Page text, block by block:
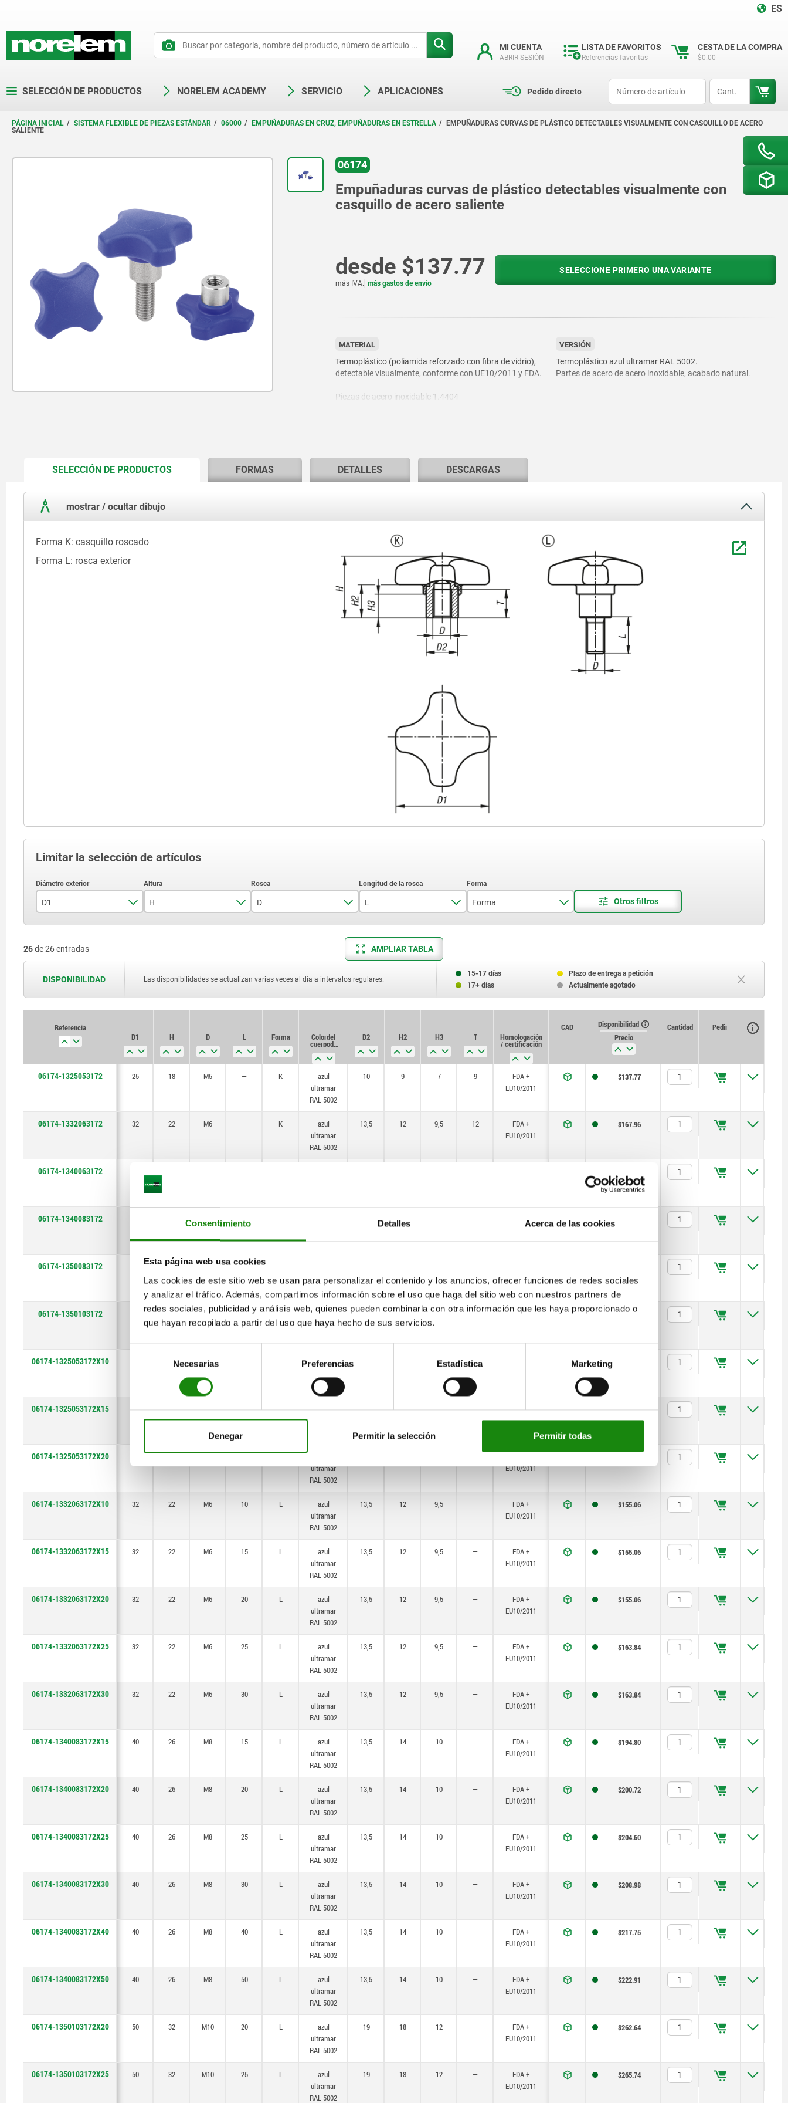
Consentimiento Detalles Acerca de las cookies
Esta página web usa cookies
Las cookies de este sitio web se usan para personalizar el contenido y los anuncios, ofrecer funciones de redes sociales
y analizar el tráfico. Además, compartimos información sobre el uso que haga del sitio web con nuestros partners de
redes sociales, publicidad y análisis web, quienes pueden combinarla con otra información que les haya proporcionado o
que hayan recopilado a partir del uso que haya hecho de sus servicios.
consentimiento
Necesarias Preferencias Estadística Marketing
Denegar Permitir la selección Permitir todas
ES
MI CUENTA
ABRIR SESIÓN
LISTA DE FAVORITOS
Referencias favoritas
CESTA DE LA COMPRA
$0.00
SELECCIÓN DE PRODUCTOS NORELEM ACADEMY SERVICIO APLICACIONES Pedido directo
PÁGINA INICIAL SISTEMA FLEXIBLE DE PIEZAS ESTÁNDAR 06000 EMPUÑADURAS EN CRUZ, EMPUÑADURAS EN ESTRELLA
EMPUÑADURAS CURVAS DE PLÁSTICO DETECTABLES VISUALMENTE CON CASQUILLO DE ACERO
SALIENTE
06174
Empuñaduras curvas de plástico detectables visualmente con
casquillo de acero saliente
desde $137.77
más IVA. más gastos de envío
SELECCIONE PRIMERO UNA VARIANTE
MATERIAL
Termoplástico (poliamida reforzado con fibra de vidrio),
detectable visualmente, conforme con UE10/2011 y FDA.
Piezas de acero inoxidable 1.4404
VERSIÓN
Termoplástico azul ultramar RAL 5002.
Partes de acero de acero inoxidable, acabado natural.
SELECCIÓN DE PRODUCTOSCURRENT
FORMAS DETALLES DESCARGAS
mostrar / ocultar dibujo
Forma K: casquillo roscado
Forma L: rosca exterior
Limitar la selección de artículos
D1
25
32
50
H
18
32
D
M5
M10
L
10
15
25
50
Forma
K
26de 26 entradas AMPLIAR TABLA
DISPONIBILIDAD Las disponibilidades se actualizan varias veces al día a intervalos regulares.
15-17 días
Plazo de entrega a petición
17+ días
Actualmente agotado
Referencia
D1
H D L Forma Color del
cuerpo de
base
D2 H2 H3 T Homologación
/ certificación
CAD
Disponibilidad
Precio
Cantidad Pedir
06174-1325053172 25 18 M5 — K
azul
ultramar
RAL 5002
10 9 7 9
FDA +
EU10/2011
$137.77
06174-1332063172 32 22 M6 — K
azul
ultramar
RAL 5002
13,5 12 9,5 12
FDA +
EU10/2011
$167.96
06174-1340063172
06174-1340083172 —
RAL 5002
14
FDA +
06174-1350083172 32 M8 —
ultramar
RAL 5002
EU10/2011
06174-1350103172 32 M10 — K
azul
ultramar
19 18 12 17
FDA +
$284.32
06174-1325053172X10 18 M5
azul
RAL 5002
7 —
06174-1325053172X15 25 18 M5 15 L
azul
10 9 7 —
FDA +
EU10/2011
$142.93
06174-1325053172X20 18 M5 20 L
ultramar
RAL 5002
EU10/2011
06174-1332063172X10 32 22 M6 10 L
azul
ultramar
RAL 5002
13,5 12 9,5 —
FDA +
EU10/2011
$155.06
06174-1332063172X15 32 22 M6 15 L
azul
ultramar
RAL 5002
13,5 12 9,5 —
FDA +
EU10/2011
$155.06
06174-1332063172X20 32 22 M6 20 L
azul
ultramar
RAL 5002
13,5 12 9,5 —
FDA +
EU10/2011
$155.06
06174-1332063172X25 32 22 M6 25 L
azul
ultramar
RAL 5002
13,5 12 9,5 —
FDA +
EU10/2011
$163.84
06174-1332063172X30 32 22 M6 30 L
azul
ultramar
RAL 5002
13,5 12 9,5 —
FDA +
EU10/2011
$163.84
06174-1340083172X15 40 26 M8 15 L
azul
ultramar
RAL 5002
13,5 14 10 —
FDA +
EU10/2011
$194.80
06174-1340083172X20 40 26 M8 20 L
azul
ultramar
RAL 5002
13,5 14 10 —
FDA +
EU10/2011
$200.72
06174-1340083172X25 40 26 M8 25 L
azul
ultramar
RAL 5002
13,5 14 10 —
FDA +
EU10/2011
$204.60
06174-1340083172X30 40 26 M8 30 L
azul
ultramar
RAL 5002
13,5 14 10 —
FDA +
EU10/2011
$208.98
06174-1340083172X40 40 26 M8 40 L
azul
ultramar
RAL 5002
13,5 14 10 —
FDA +
EU10/2011
$217.75
06174-1340083172X50 40 26 M8 50 L
azul
ultramar
RAL 5002
13,5 14 10 —
FDA +
EU10/2011
$222.91
06174-1350103172X20 50 32 M10 20 L
azul
ultramar
RAL 5002
19 18 12 —
FDA +
EU10/2011
$262.64
06174-1350103172X25 50 32 M10 25 L
azul
ultramar
RAL 5002
19 18 12 —
FDA +
EU10/2011
$265.74